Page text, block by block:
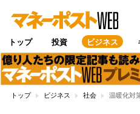
トップ 投資 ビジネス
トップ ビジネス 社会 温暖化対